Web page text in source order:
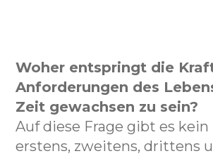
Woher entspringt die
Anforderungen des
Zeit gewachsen zu sein?
Auf diese Frage gibt es kein
erstens, zweitens, drittens